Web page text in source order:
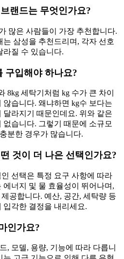
랜드는 무엇인가요?
많은 사람들이 가장 추천합니다.
삼성을 추천드리며, 각자 선호
라질 수 있습니다.
구입해야 하나요?
8kg 세탁기처럼 kg 수가 큰 차이
습니다. 왜냐하면 kg수 보다는
달라지기 때문인데요. 위와 같은
없습니다. 그렇기 때문에 소규모
분한 경우가 많습니다.
것이 더 나은 선택인가요?
선택은 특정 요구 사항에 따라
너지 및 물 효율성이 뛰어나며,
공합니다. 예산, 공간, 세탁량 등
입각한 결정을 내리세요.
인가요?
, 모델, 용량, 기능에 따라 다릅니